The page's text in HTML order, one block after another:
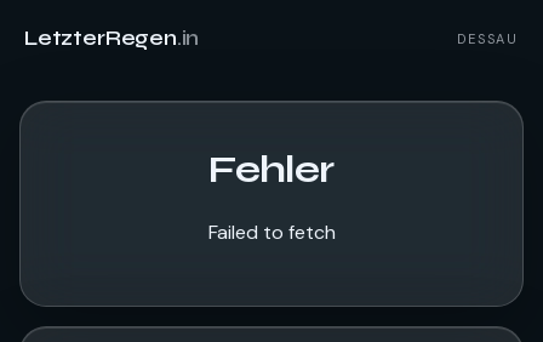
LetzterRegen.in DESSAU
Fehler
Failed to fetch